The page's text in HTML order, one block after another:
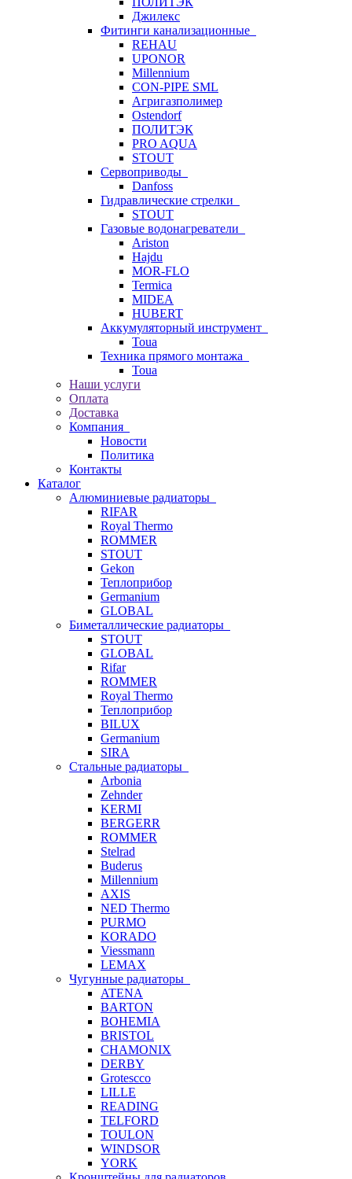
Джилекс
Фитинги канализационные
REHAU
UPONOR
Millennium
CON-PIPE SML
Агригазполимер
Ostendorf
ПОЛИТЭК
PRO AQUA
STOUT
Сервоприводы
Danfoss
Гидравлические стрелки
STOUT
Газовые водонагреватели
Ariston
Hajdu
MOR-FLO
Termica
MIDEA
HUBERT
Аккумуляторный инструмент
Toua
Техника прямого монтажа
Toua
Наши услуги
Оплата
Доставка
Компания
Новости
Политика
Контакты
Каталог
Алюминиевые радиаторы
RIFAR
Royal Thermo
ROMMER
STOUT
Gekon
Теплоприбор
Germanium
GLOBAL
Биметаллические радиаторы
STOUT
GLOBAL
Rifar
ROMMER
Royal Thermo
Теплоприбор
BILUX
Germanium
SIRA
Стальные радиаторы
Arbonia
Zehnder
KERMI
BERGERR
ROMMER
Stelrad
Buderus
Millennium
AXIS
NED Thermo
PURMO
KORADO
Viessmann
LEMAX
Чугунные радиаторы
ATENA
BARTON
BOHEMIA
BRISTOL
CHAMONIX
DERBY
Grotescco
LILLE
READING
TELFORD
TOULON
WINDSOR
YORK